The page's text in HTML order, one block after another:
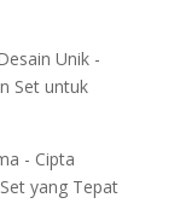
Unik -
Set untuk
- Cipta
yang Tepat